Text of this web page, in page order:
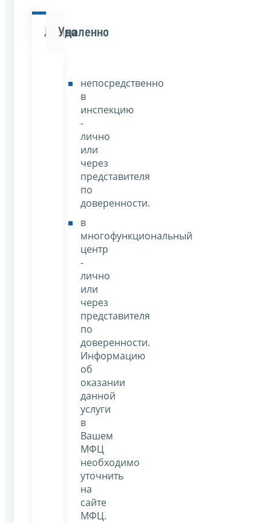
Лично
Удаленно
непосредственно
в
инспекцию
-
лично
или
через
представителя
по
доверенности.
в
многофункциональный
центр
-
лично
или
через
представителя
по
доверенности.
Информацию
об
оказании
данной
услуги
в
Вашем
МФЦ
необходимо
уточнить
на
сайте
МФЦ.